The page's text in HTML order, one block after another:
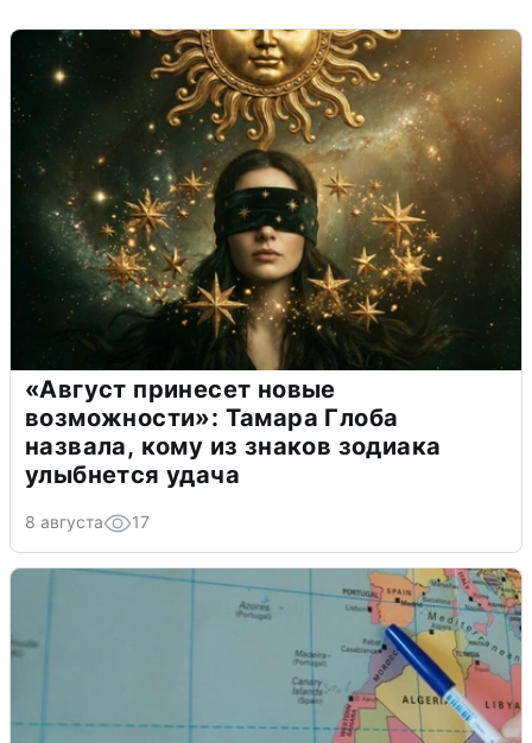
«Август принесет новые
возможности»: Тамара Глоба
назвала, кому из знаков зодиака
улыбнется удача
8 августа 17